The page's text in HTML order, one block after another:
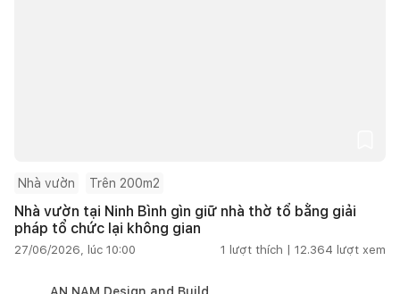
Nhà vườn Trên 200m2
Nhà vườn tại Ninh Bình gìn giữ nhà thờ tổ bằng giải
pháp tổ chức lại không gian
27/06/2026, lúc 10:00 1 lượt thích | 12.364 lượt xem